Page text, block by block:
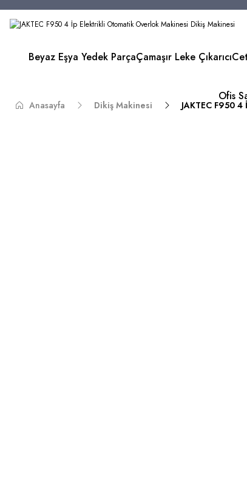
Beyaz Eşya Yedek ParçaÇamaşır Leke Çıkarıcı
Ofis
Anasayfa Dikiş Makinesi JAKTEC F950